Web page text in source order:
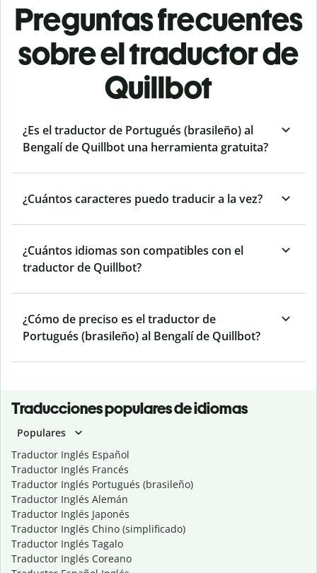
Preguntas frecuentes
sobre el traductor de
Quillbot
¿Es el traductor de Portugués (brasileño) al
Bengalí de Quillbot una herramienta gratuita?
¿Cuántos caracteres puedo traducir a la vez?
¿Cuántos idiomas son compatibles con el
traductor de Quillbot?
¿Cómo de preciso es el traductor de
Portugués (brasileño) al Bengalí de Quillbot?
Traducciones populares de idiomas
Populares
Traductor Inglés Español
Traductor Inglés Francés
Traductor Inglés Portugués (brasileño)
Traductor Inglés Alemán
Traductor Inglés Japonés
Traductor Inglés Chino (simplificado)
Traductor Inglés Tagalo
Traductor Inglés Coreano